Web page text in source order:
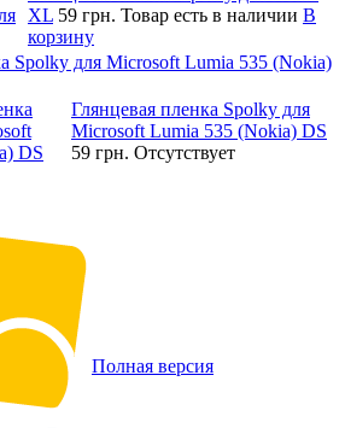
XL 59 грн. Товар есть в наличии В
корзину
Spolky для Microsoft Lumia 535 (Nokia)
Глянцевая пленка Spolky для
Microsoft Lumia 535 (Nokia) DS
59 грн. Отсутствует
Полная версия